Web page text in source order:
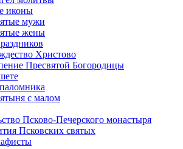
иконы
мужи
жены
Христово
Пресвятой Богородицы
с малом
Псково-Печерского монастыря
Псковских святых